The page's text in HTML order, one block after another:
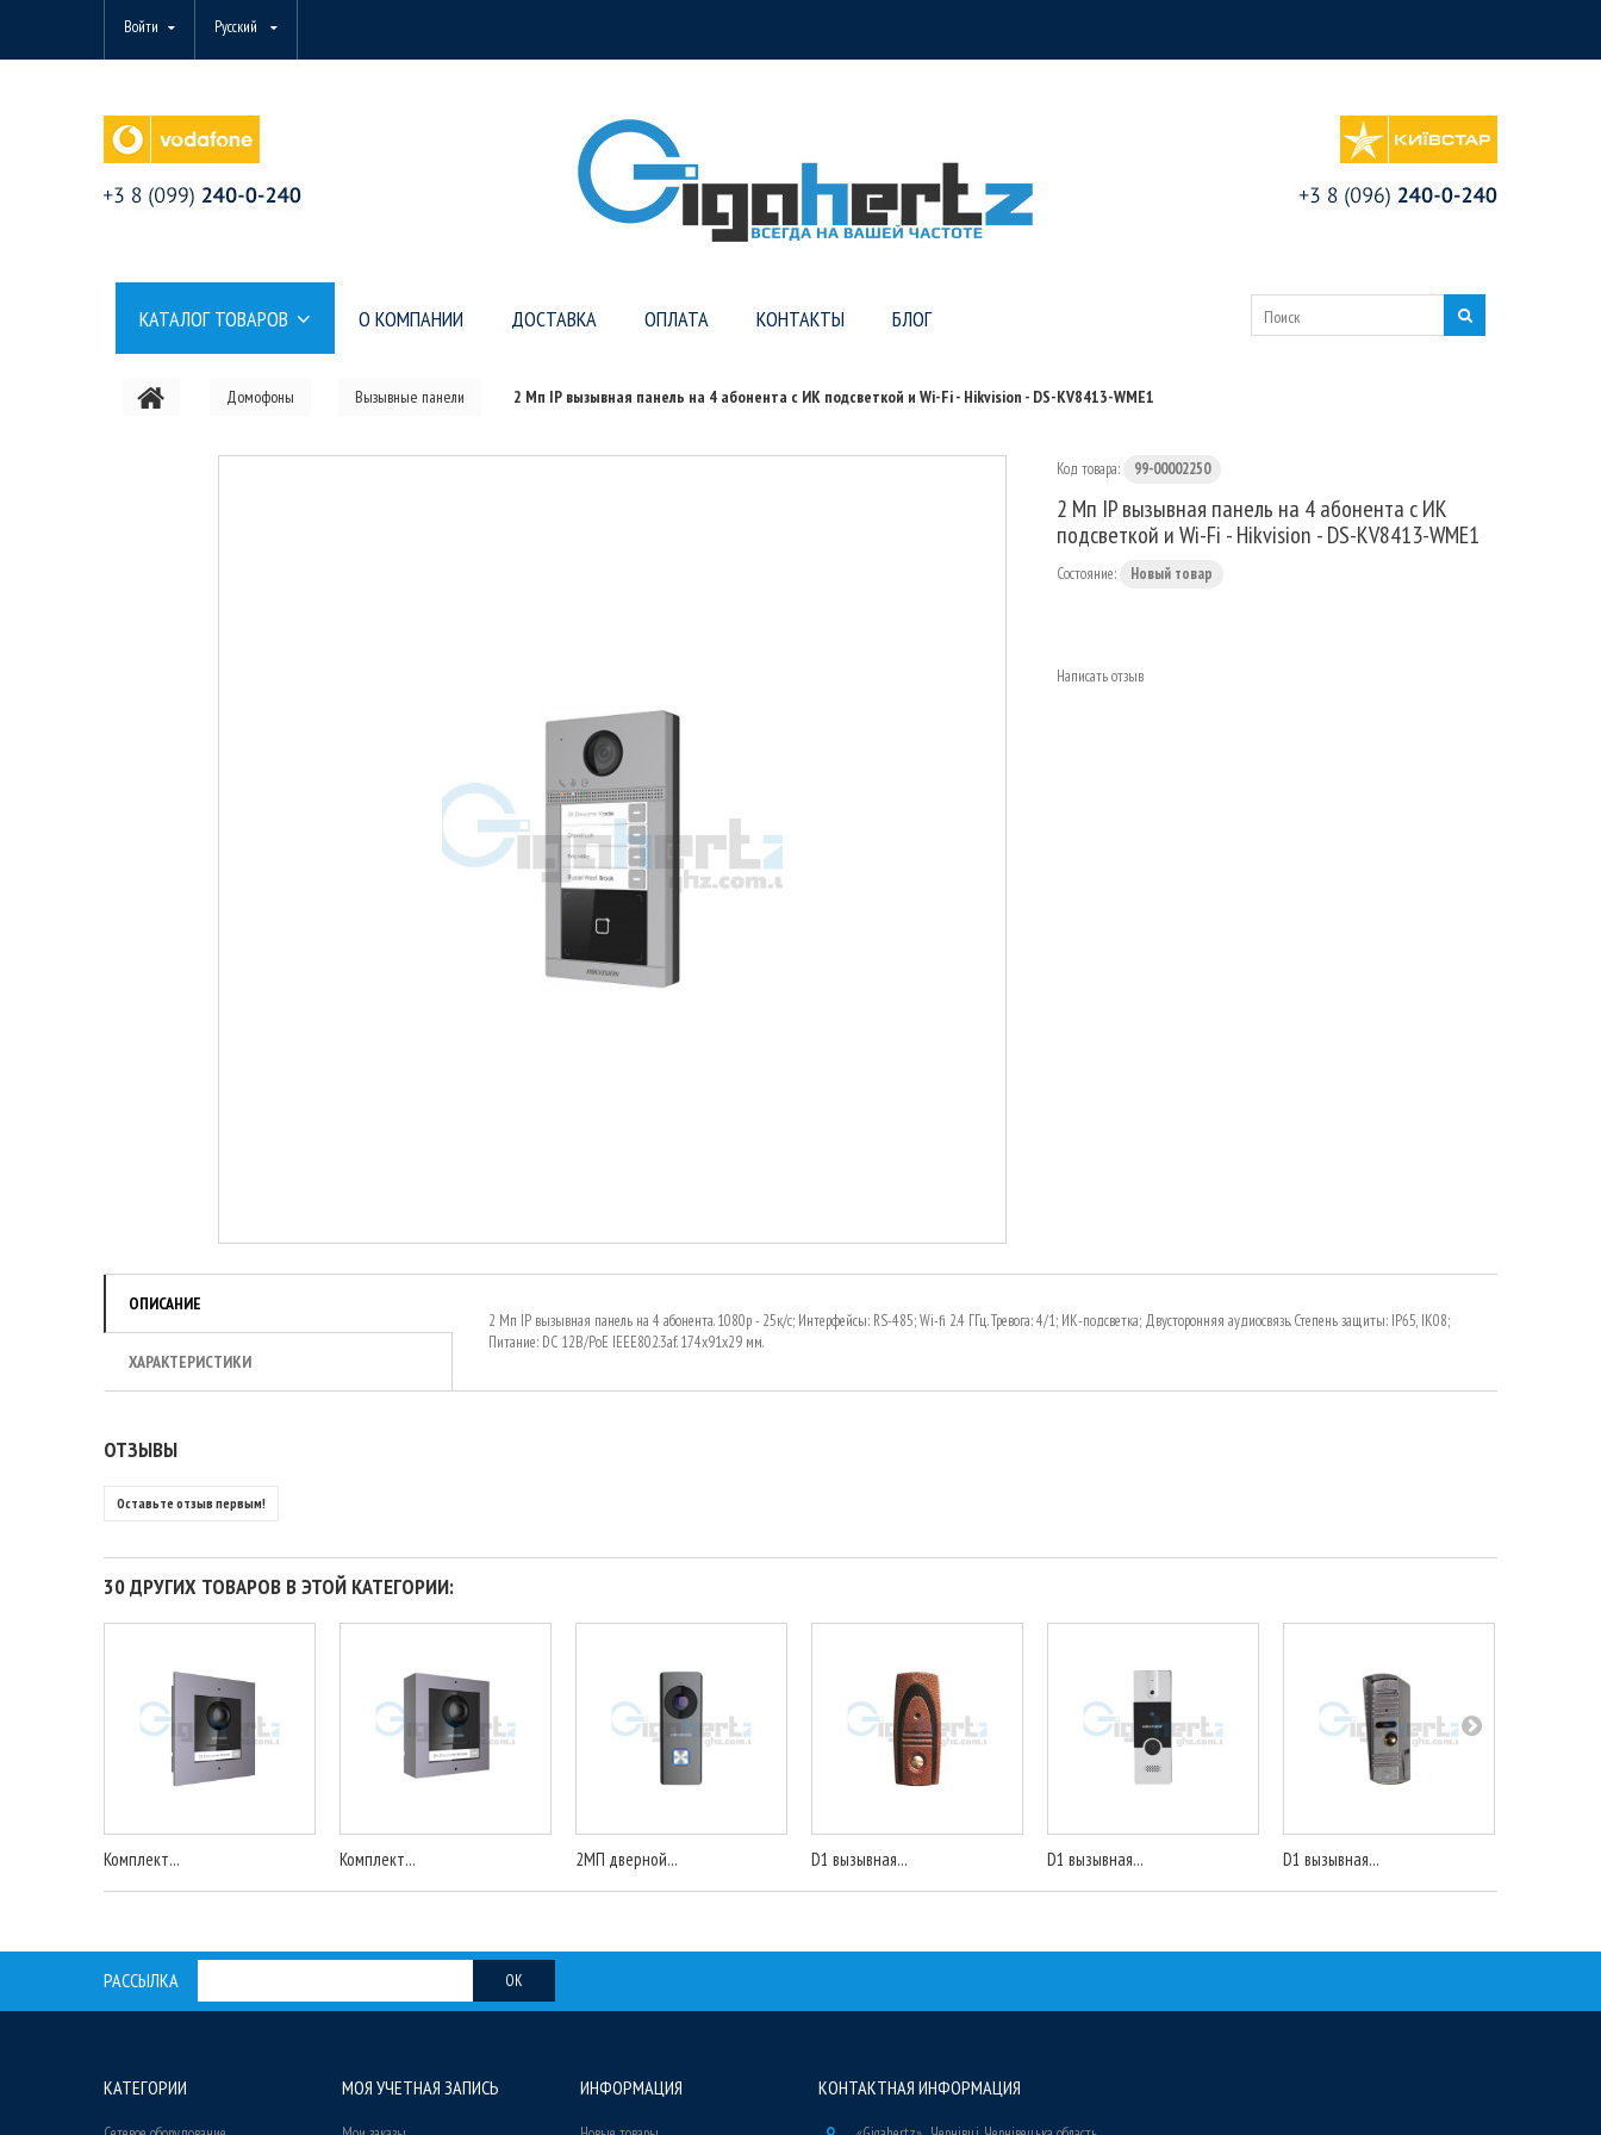
Войти Русский
КАТАЛОГ ТОВАРОВ О КОМПАНИИ ДОСТАВКА ОПЛАТА КОНТАКТЫ БЛОГ
Домофоны Вызывные панели 2 Мп IP вызывная панель на 4 абонента c ИК подсветкой и Wi-Fi - Hikvision - DS-KV8413-WME1
Код товара: 99-00002250
2 Мп IP вызывная панель на 4 абонента c ИК
подсветкой и Wi-Fi - Hikvision - DS-KV8413-WME1
Состояние: Новый товар
Написать отзыв
ОПИСАНИЕ
ХАРАКТЕРИСТИКИ
2 Мп IP вызывная панель на 4 абонента. 1080р - 25к/с; Интерфейсы: RS-485; Wi-fi 2.4 ГГц. Тревога: 4/1; ИК-подсветка; Двусторонняя аудиосвязь. Степень защиты: IP65, IK08;
Питание: DC 12В/PoE IEEE802.3af. 174x91x29 мм.
ОТЗЫВЫ
Оставьте отзыв первым!
30 ДРУГИХ ТОВАРОВ В ЭТОЙ КАТЕГОРИИ:
Комплект... Комплект... 2МП дверной... D1 вызывная... D1 вызывная... D1 вызывная...
РАССЫЛКА OK
КАТЕГОРИИ МОЯ УЧЕТНАЯ ЗАПИСЬ ИНФОРМАЦИЯ КОНТАКТНАЯ ИНФОРМАЦИЯ